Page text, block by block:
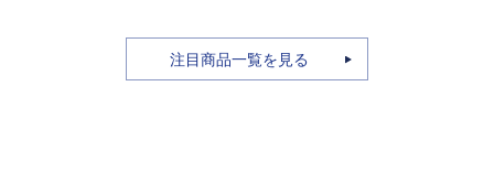
注目商品一覧を見る